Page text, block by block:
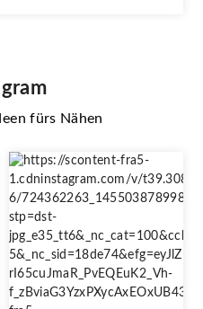
fürs Nähen